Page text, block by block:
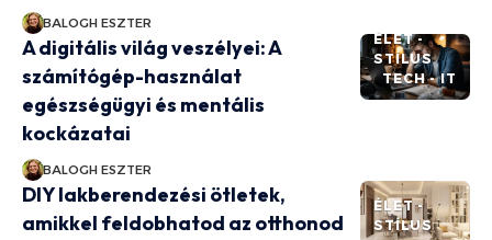
BALOGH ESZTER
ÉLET -
STÍLUS
TECH - IT
A digitális világ veszélyei: A
számítógép-használat
egészségügyi és mentális
kockázatai
BALOGH ESZTER
ÉLET -
STÍLUS
DIY lakberendezési ötletek,
amikkel feldobhatod az otthonod